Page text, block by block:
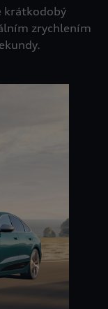
krátkodobý
zrychlením